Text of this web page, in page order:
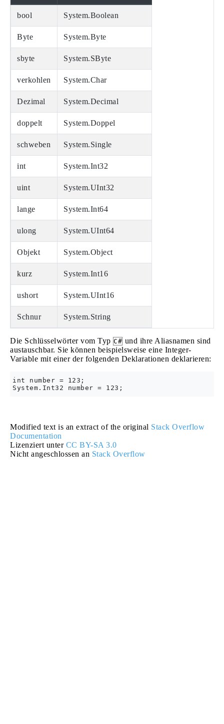
bool System.Boolean
Byte System.Byte
sbyte System.SByte
verkohlen System.Char
Dezimal System.Decimal
doppelt System.Doppel
schweben System.Single
int System.Int32
uint System.UInt32
lange System.Int64
ulong System.UInt64
Objekt System.Object
kurz System.Int16
ushort System.UInt16
Schnur System.String
Die Schlüsselwörter vom Typ C# und ihre Aliasnamen sind
austauschbar. Sie können beispielsweise eine Integer-
Variable mit einer der folgenden Deklarationen deklarieren:
int number = 123;
Modified text is an extract of the original Stack Overflow
Documentation
Lizenziert unter CC BY-SA 3.0
Nicht angeschlossen an Stack Overflow